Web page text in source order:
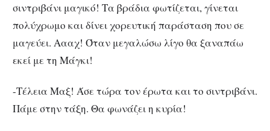
σιντριβάνι μαγικό! Τα βράδια φωτίζεται, γίνεται
πολύχρωμο και δίνει χορευτική παράσταση που σε
μαγεύει. Αααχ! Όταν μεγαλώσω λίγο θα ξαναπάω
εκεί με τη Μάγκι!
-Τέλεια Μαξ! Άσε τώρα τον έρωτα και το σιντριβάνι.
Πάμε στην τάξη. Θα φωνάζει η κυρία!